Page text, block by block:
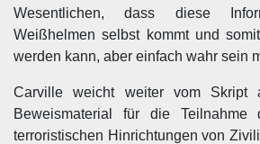
Wesentlichen, dass diese
Weißhelmen selbst kommt und
werden kann, aber einfach wahr sein
Carville weicht weiter vom Skript
Beweismaterial für die Teilnahme
terroristischen Hinrichtungen von